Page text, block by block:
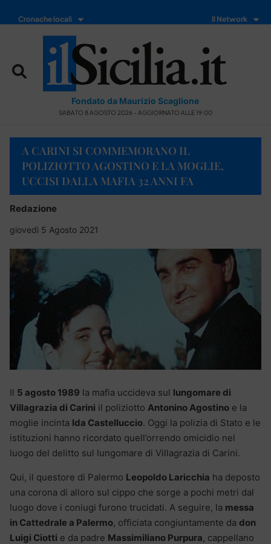
Cronache locali Il Network
Fondato da Maurizio Scaglione
SABATO 8 AGOSTO 2026 - AGGIORNATO ALLE 19:00
A CARINI SI COMMEMORANO IL
POLIZIOTTO AGOSTINO E LA MOGLIE,
UCCISI DALLA MAFIA 32 ANNI FA
Redazione
giovedì 5 Agosto 2021
Il 5 agosto 1989 la mafia uccideva sul lungomare di
Villagrazia di Carini il poliziotto Antonino Agostino e la
moglie incinta Ida Castelluccio. Oggi la polizia di Stato e le
istituzioni hanno ricordato quell’orrendo omicidio nel
luogo del delitto sul lungomare di Villagrazia di Carini.
Qui, il questore di Palermo Leopoldo Laricchia ha deposto
una corona di alloro sul cippo che sorge a pochi metri dal
luogo dove i coniugi furono trucidati. A seguire, la messa
in Cattedrale a Palermo, officiata congiuntamente da don
Luigi Ciotti e da padre Massimiliano Purpura, cappellano